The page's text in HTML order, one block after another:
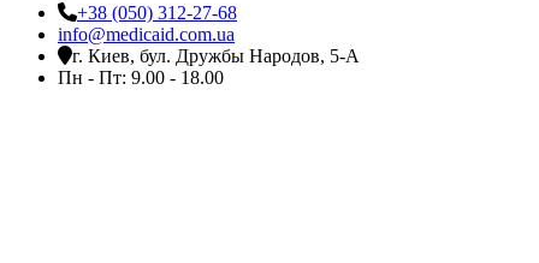
+38 (050) 312-27-68
info@medicaid.com.ua
г. Киев, бул. Дружбы Народов, 5-А
Пн - Пт: 9.00 - 18.00